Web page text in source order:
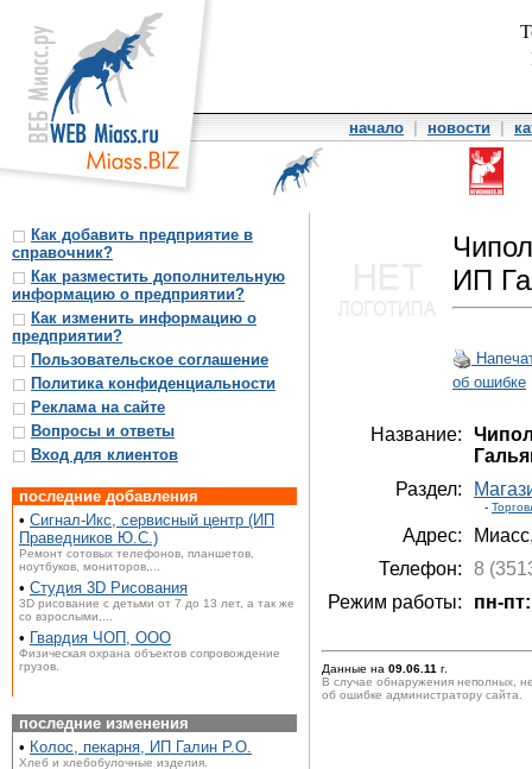
начало новости
Как добавить предприятие в
справочник?
Как разместить дополнительную
информацию о предприятии?
Как изменить информацию о
предприятии?
Пользовательское соглашение
Политика конфиденциальности
Реклама на сайте
Вопросы и ответы
Вход для клиентов
последние добавления
• Сигнал-Икс, сервисный центр (ИП
Праведников Ю.С.)
Ремонт сотовых телефонов, планшетов,
ноутбуков, мониторов,...
• Студия 3D Рисования
3D рисование с детьми от 7 до 13 лет, а так же
со взрослыми,...
• Гвардия ЧОП, ООО
Физическая охрана объектов сопровождение
грузов.
последние изменения
• Колос, пекарня, ИП Галин Р.О.
Хлеб и хлебобулочные изделия.
ИП
об ошибке
Название:
Раздел:
-
Адрес:
Телефон:
8
Режим работы:
пн-
Данные на 09.06.11 г.
В случае обнаружения неполных,
об ошибке администратору сайта.